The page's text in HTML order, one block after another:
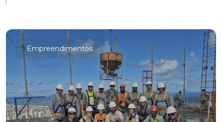
Empreendimentos